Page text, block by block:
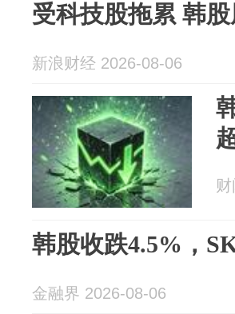
受科技股拖累 韩
新浪财经 2026-08-06
韩股收跌4.5%，
金融界 2026-08-06